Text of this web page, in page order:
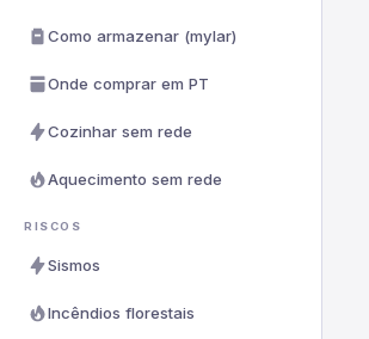
Como armazenar (mylar)
Onde comprar em PT
Cozinhar sem rede
Aquecimento sem rede
RISCOS
Sismos
Incêndios florestais